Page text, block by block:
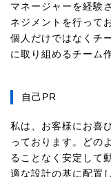
マネージャーを経験
ネジメントを行って
個人だけではなくチ
に取り組めるチーム
自己PR
私は、お客様にお喜
っております。どの
ることなく安定して
適な設計の基に配置